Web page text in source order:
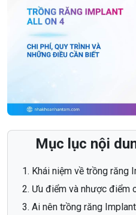
Mục lục nội
Khái niệm về trồng răng
Ưu điểm và nhược điểm
Ai nên trồng răng